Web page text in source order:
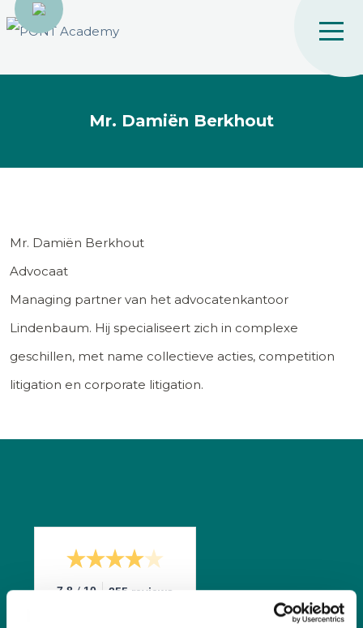
Mr. Damiën Berkhout
Mr. Damiën Berkhout
Advocaat
Managing partner van het advocatenkantoor
Lindenbaum. Hij specialiseert zich in complexe
geschillen, met name collectieve acties, competition
litigation en corporate litigation.
7.8 / 10 255 reviews